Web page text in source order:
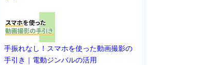
手振れなし！スマホを使った動画撮影の
手引き｜電動ジンバルの活用